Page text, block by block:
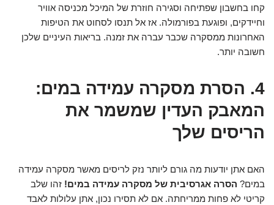
קחו בחשבון שפתיחה וסגירה חוזרת של המיכל מכניסה אוויר
וחיידקים, ופוגעת בפורמולה. אז אל תנסו לסחוט את הטיפות
האחרונות ממסקרה שכבר עברה את זמנה. בריאות העיניים שלכן
חשובה יותר.
4. הסרת מסקרה עמידה במים:
המאבק העדין שמשמר את
הריסים שלך
האם אתן יודעות מה גורם ליותר נזק לריסים מאשר מסקרה עמידה
במים? הסרה אגרסיבית של מסקרה עמידה במים! זהו שלב
קריטי לא פחות ממריחתה. אם לא תסירו נכון, אתן עלולות לאבד